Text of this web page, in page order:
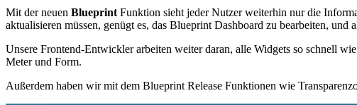
Mit der neuen Blueprint Funktion sieht jeder Nutzer weiterhin nur die
aktualisieren müssen, genügt es, das Blueprint Dashboard zu bearbeiten,
Unsere Frontend-Entwickler arbeiten weiter daran, alle Widgets so schnell
Meter und Form.
Außerdem haben wir mit dem Blueprint Release Funktionen wie